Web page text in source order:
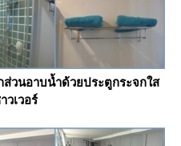
วนอาบน้ำด้วยประตูกระจกใส
วเวอร์